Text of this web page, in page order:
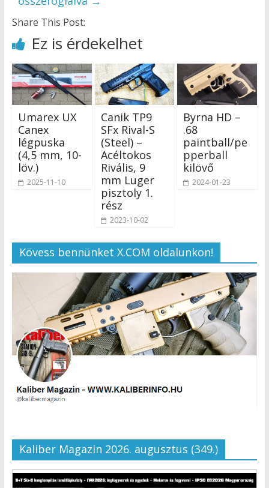
Share This Post:
Ez is érdekelhet
Umarex UX
Canex
légpuska
(4,5 mm, 10-
löv.)
2025-11-10
Canik TP9
SFx Rival-S
(Steel) –
Acéltokos
Rivális, 9
mm Luger
pisztoly 1.
rész
2023-10-02
Byrna HD –
.68
paintball/pe
pperball
kilövő
2024-01-23
Kövess bennünket X.COM oldalunkon!
Kaliber Magazin 2026. augusztus (349.)